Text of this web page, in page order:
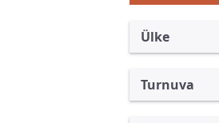
Ülke
Japonya
Turnuva